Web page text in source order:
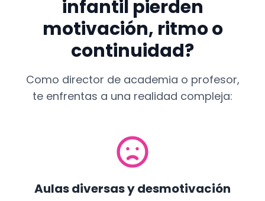
infantil pierden
motivación, ritmo o
continuidad?
Como director de academia o profesor,
te enfrentas a una realidad compleja:
Aulas diversas y desmotivación